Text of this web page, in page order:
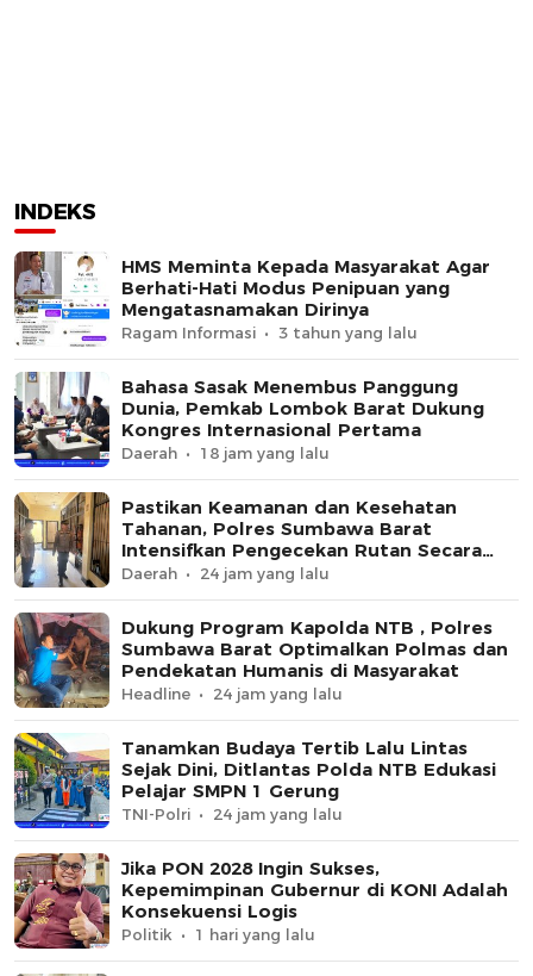
INDEKS
HMS Meminta Kepada Masyarakat Agar
Berhati-Hati Modus Penipuan yang
Mengatasnamakan Dirinya
Ragam Informasi 3 tahun yang lalu
Bahasa Sasak Menembus Panggung
Dunia, Pemkab Lombok Barat Dukung
Kongres Internasional Pertama
Daerah 18 jam yang lalu
Pastikan Keamanan dan Kesehatan
Tahanan, Polres Sumbawa Barat
Intensifkan Pengecekan Rutan Secara
Berkala
Daerah 24 jam yang lalu
Dukung Program Kapolda NTB , Polres
Sumbawa Barat Optimalkan Polmas dan
Pendekatan Humanis di Masyarakat
Headline 24 jam yang lalu
Tanamkan Budaya Tertib Lalu Lintas
Sejak Dini, Ditlantas Polda NTB Edukasi
Pelajar SMPN 1 Gerung
TNI-Polri 24 jam yang lalu
Jika PON 2028 Ingin Sukses,
Kepemimpinan Gubernur di KONI Adalah
Konsekuensi Logis
Politik 1 hari yang lalu